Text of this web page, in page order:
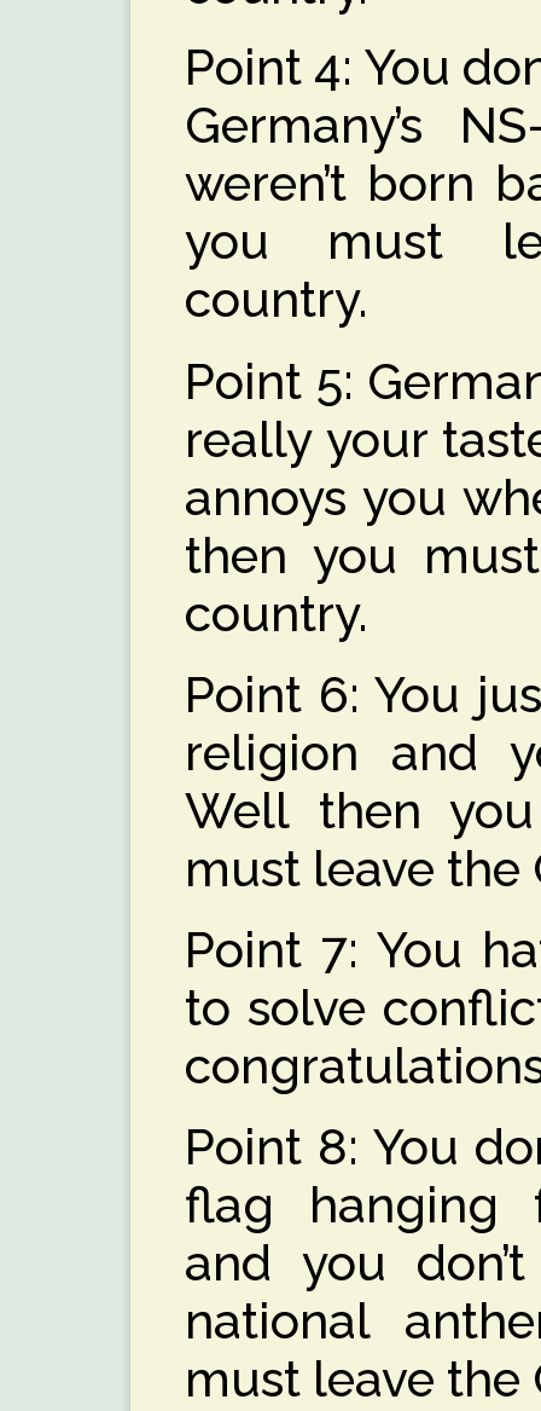
Point 4: You
Germany’s
weren’t born
you must
country.
Point 5:
really your
annoys you
then you
country.
Point 6: You
religion and
Well then
must leave the
Point 7: You
to solve
Point 8: You
flag hanging
and you
national
must leave the